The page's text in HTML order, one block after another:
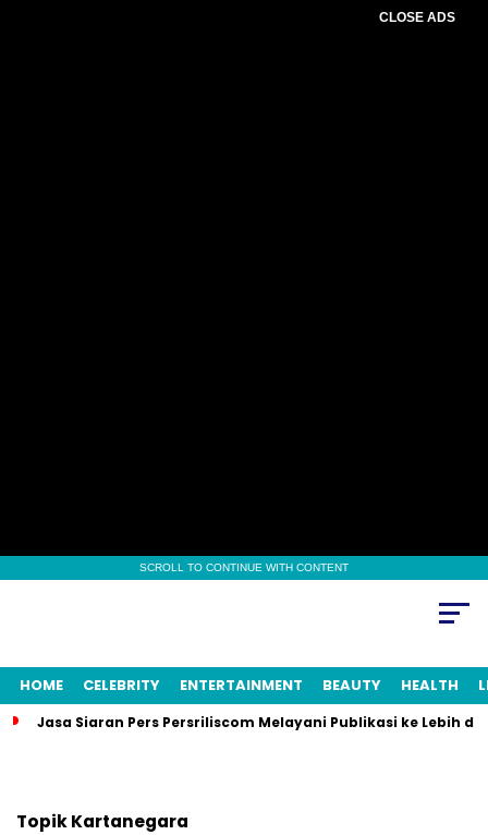
CLOSE ADS
SCROLL TO CONTINUE WITH CONTENT
HOME CELEBRITY ENTERTAINMENT BEAUTY HEALTH
Jasa Siaran Pers Persriliscom Melayani Publikasi ke Lebih
TopikKartanegara